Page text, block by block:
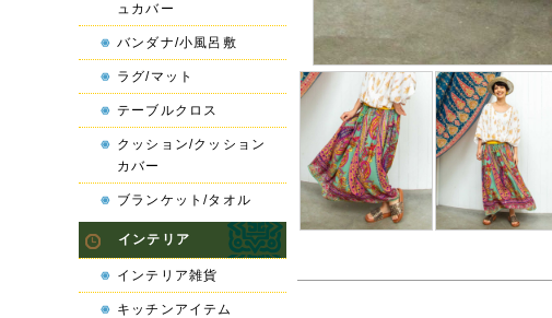
ュカバー
バンダナ/小風呂敷
ラグ/マット
テーブルクロス
クッション/クッション
カバー
ブランケット/タオル
インテリア
インテリア雑貨
キッチンアイテム